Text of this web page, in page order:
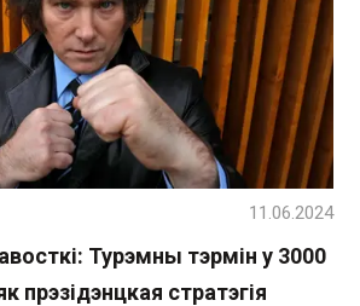
Турэмны тэрмін у 3000
прэзідэнцкая стратэгія
11.06.2024